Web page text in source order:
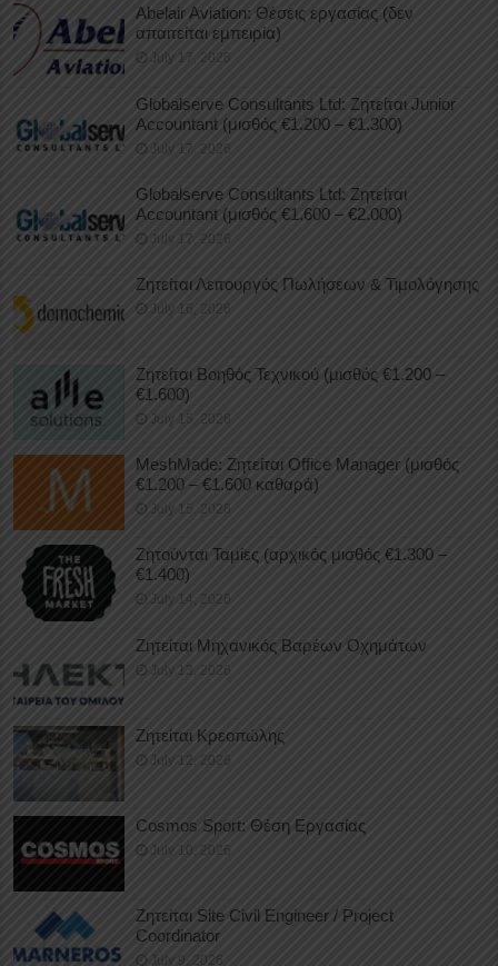
Abelair Aviation: Θέσεις εργασίας (δεν
απαιτείται εμπειρία)
July 17, 2026
Globalserve Consultants Ltd: Ζητείται Junior
Accountant (μισθός €1.200 – €1.300)
July 17, 2026
Globalserve Consultants Ltd: Ζητείται
Accountant (μισθός €1.600 – €2.000)
July 17, 2026
Ζητείται Λειτουργός Πωλήσεων & Τιμολόγησης
July 16, 2026
Ζητείται Βοηθός Τεχνικού (μισθός €1.200 –
€1.600)
July 15, 2026
MeshMade: Ζητείται Office Manager (μισθός
€1.200 – €1.600 καθαρά)
July 15, 2026
Ζητούνται Ταμίες (αρχικός μισθός €1.300 –
€1.400)
July 14, 2026
Ζητείται Μηχανικός Βαρέων Οχημάτων
July 13, 2026
Ζητείται Κρεοπώλης
July 12, 2026
Cosmos Sport: Θέση Εργασίας
July 10, 2026
Ζητείται Site Civil Engineer / Project
Coordinator
July 9, 2026